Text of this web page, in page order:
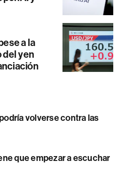
a la
del yen
volverse contra las
que empezar a escuchar